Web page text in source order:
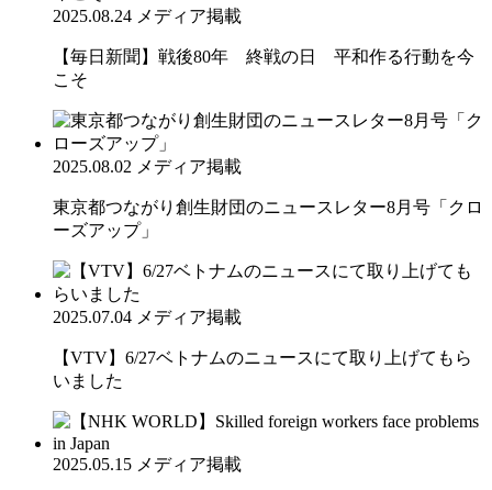
2025.08.24 メディア掲載
【毎日新聞】戦後80年 終戦の日 平和作る行動を今
こそ
2025.08.02 メディア掲載
東京都つながり創生財団のニュースレター8月号「クロ
ーズアップ」
2025.07.04 メディア掲載
【VTV】6/27ベトナムのニュースにて取り上げてもら
いました
2025.05.15 メディア掲載